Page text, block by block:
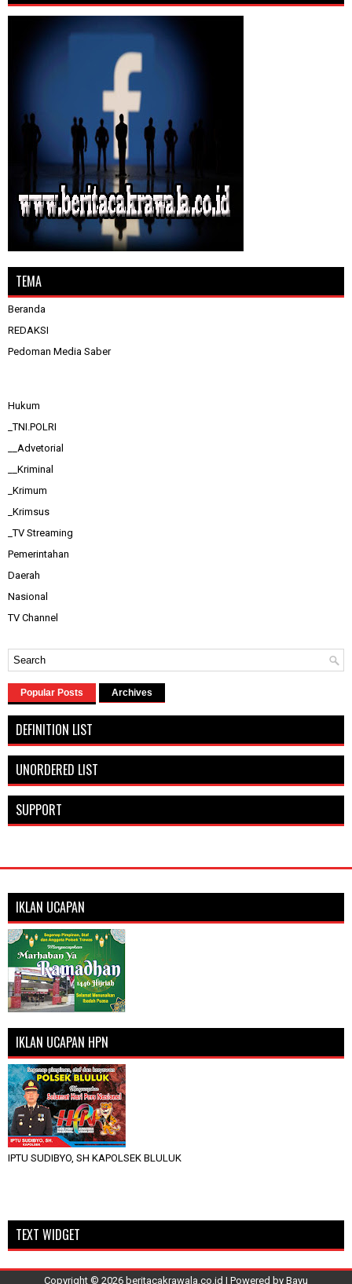
TEMA
Beranda
REDAKSI
Pedoman Media Saber
Hukum
_TNI.POLRI
__Advetorial
__Kriminal
_Krimum
_Krimsus
_TV Streaming
Pemerintahan
Daerah
Nasional
TV Channel
Popular Posts Archives
DEFINITION LIST
UNORDERED LIST
SUPPORT
IKLAN UCAPAN
IKLAN UCAPAN HPN
IPTU SUDIBYO, SH KAPOLSEK BLULUK
TEXT WIDGET
Copyright © 2026 beritacakrawala.co.id | Powered by Bayu